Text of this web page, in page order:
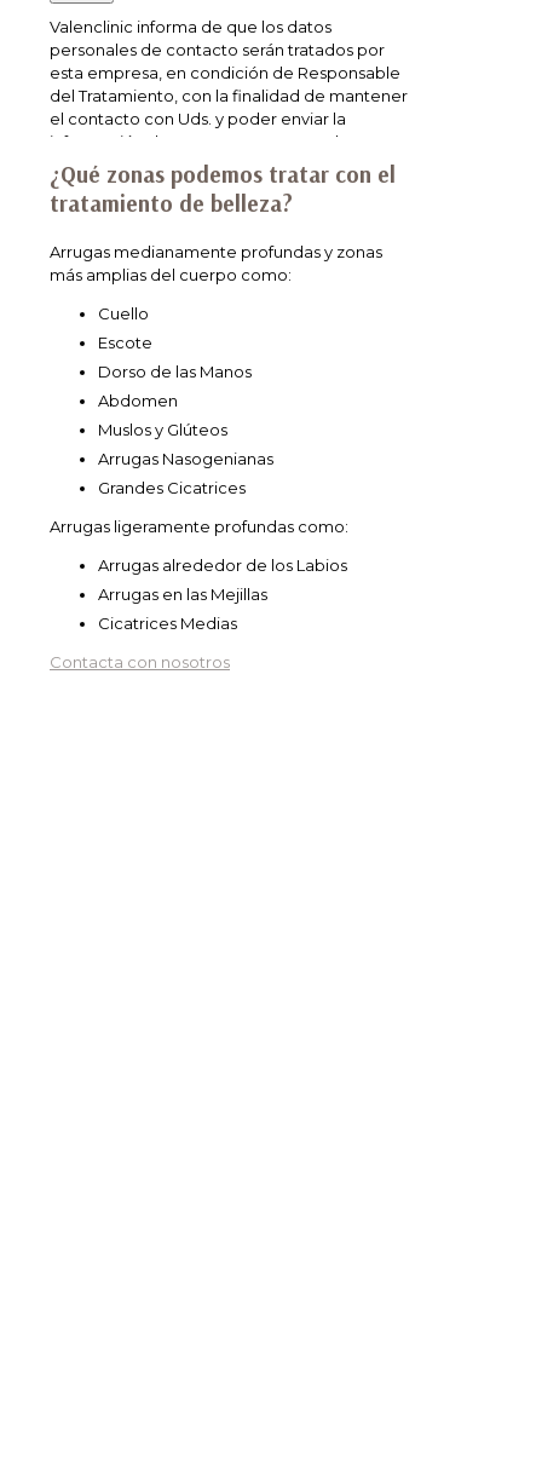
Valenclinic informa de que los datos
personales de contacto serán tratados por
esta empresa, en condición de Responsable
del Tratamiento, con la finalidad de mantener
el contacto con Uds. y poder enviar la
información de nuestra empresa. La base
jurídica que legitima el tratamiento de los
datos de contacto personales, por parte de
Valenclinic, radica en el consentimiento
SOLICITUD DE INFORMACIÓN. Los datos
personales serán conservados mientras no se
manifieste solicitud de oposición o supresión
al tratamiento de sus datos. Los datos de
carácter personal no serán cedidos o
comunicados a terceros, salvo en los
supuestos previstos, según Ley. Asimismo, en
protección de datos personales, podrá
interponer una reclamación ante la Agencia
Española de Protección de Datos
¿Qué zonas podemos tratar con el
tratamiento de belleza?
Arrugas medianamente profundas y zonas
más amplias del cuerpo como:
Cuello
Escote
Dorso de las Manos
Abdomen
Muslos y Glúteos
Arrugas Nasogenianas
Grandes Cicatrices
Arrugas ligeramente profundas como:
Arrugas alrededor de los Labios
Arrugas en las Mejillas
Cicatrices Medias
Contacta con nosotros